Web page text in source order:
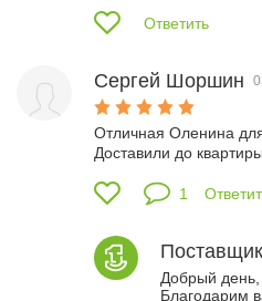
Ответить
Сергей Шоршин
Отличная Оленина
Доставили до
1
Добрый день,
Благодарим